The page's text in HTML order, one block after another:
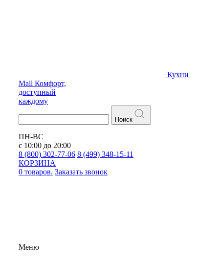
Кухни
Mall Комфорт,
доступный
каждому
Поиск
ПН-ВС
с 10:00 до 20:00
8 (800) 302-77-06 8 (499) 348-15-11
КОРЗИНА
0 товаров. Заказать звонок
Меню